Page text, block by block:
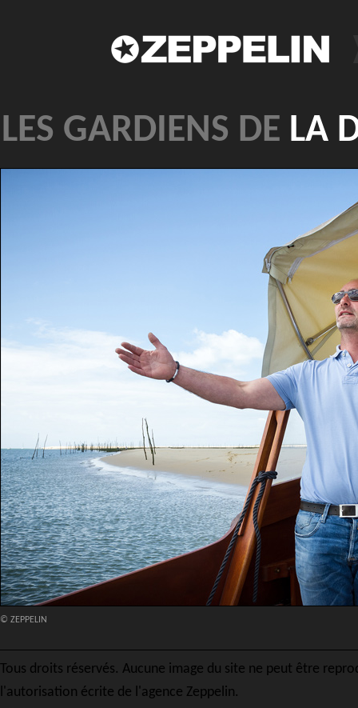
LES GARDIENS DE LA
© ZEPPELIN
Tous droits réservés. Aucune image du site ne peut être
l'autorisation écrite de l'agence Zeppelin.